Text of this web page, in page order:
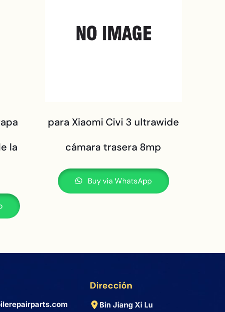
la
para Xiaomi Civi 3 ultrawide
cámara trasera 8mp
Buy via WhatsApp
Dirección
Bin Jiang Xi Lu